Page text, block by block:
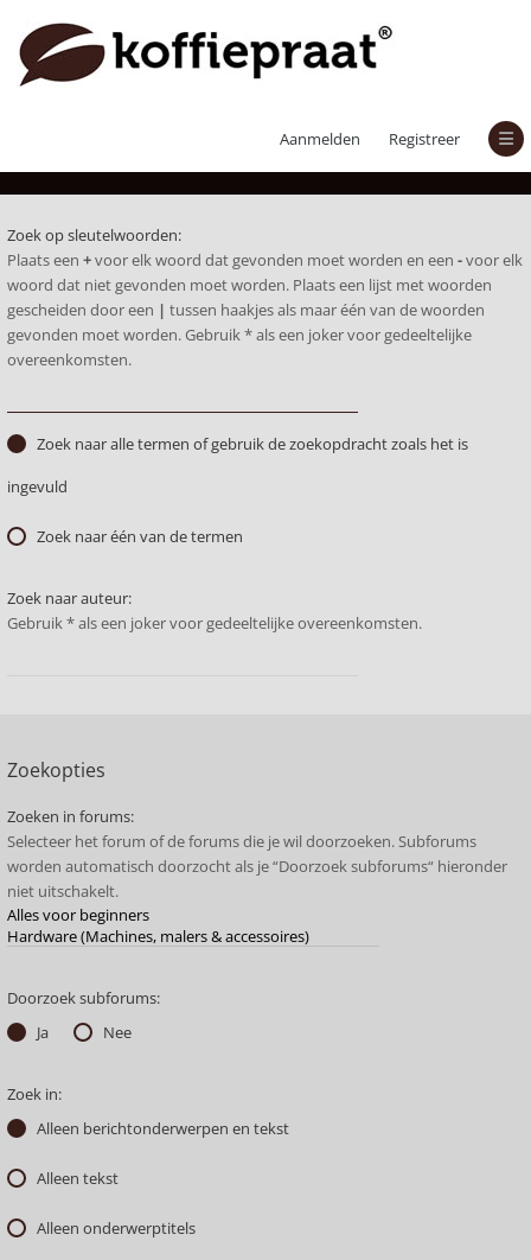
Aanmelden Registreer
Zoek op sleutelwoorden:
Plaats een +voor elk woord dat gevonden moet worden en een -voor elk
woord dat niet gevonden moet worden. Plaats een lijst met woorden
gescheiden door een | tussen haakjes als maar één van de woorden
gevonden moet worden. Gebruik * als een joker voor gedeeltelijke
overeenkomsten.
Zoek naar alle termen of gebruik de zoekopdracht zoals het is
ingevuld
Zoek naar één van de termen
Zoek naar auteur:
Gebruik * als een joker voor gedeeltelijke overeenkomsten.
Zoekopties
Zoeken in forums:
Selecteer het forum of de forums die je wil doorzoeken. Subforums
worden automatisch doorzocht als je “Doorzoek subforums“ hieronder
niet uitschakelt.
Doorzoek subforums:
Ja
Nee
Zoek in:
Alleen berichtonderwerpen en tekst
Alleen tekst
Alleen onderwerptitels